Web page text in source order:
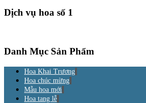
Dịch vụ hoa số 1
Danh Mục Sản Phẩm
Hoa Khai Trương
Hoa chúc mừng
Mẫu hoa mới
Hoa tang lễ